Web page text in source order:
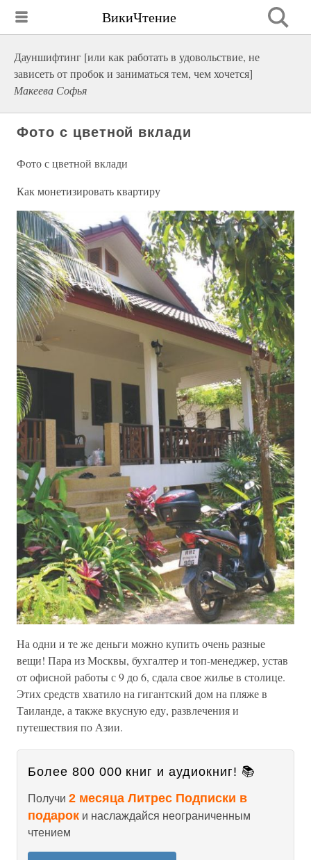
ВикиЧтение
Дауншифтинг [или как работать в удовольствие, не
зависеть от пробок и заниматься тем, чем хочется]
Макеева Софья
Фото с цветной вклади
Фото с цветной вклади
Как монетизировать квартиру
На одни и те же деньги можно купить очень разные
вещи! Пара из Москвы, бухгалтер и топ-менеджер, устав
от офисной работы с 9 до 6, сдала свое жилье в столице.
Этих средств хватило на гигантский дом на пляже в
Таиланде, а также вкусную еду, развлечения и
путешествия по Азии.
Более 800 000 книг и аудиокниг! 📚
Получи 2 месяца Литрес Подписки в
подарок и наслаждайся неограниченным
чтением